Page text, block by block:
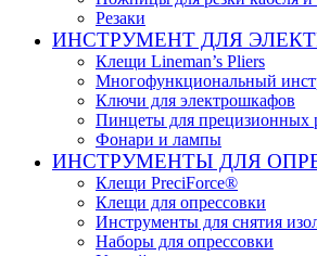
Резаки
ИНСТРУМЕНТ ДЛЯ
Клещи Lineman’s Pliers
Многофункциональный
Ключи для электрошкафов
Пинцеты для прецизионных
Фонари и лампы
ИНСТРУМЕНТЫ ДЛЯ
Клещи PreciForce®
Клещи для опрессовки
Инструменты для снятия
Наборы для опрессовки